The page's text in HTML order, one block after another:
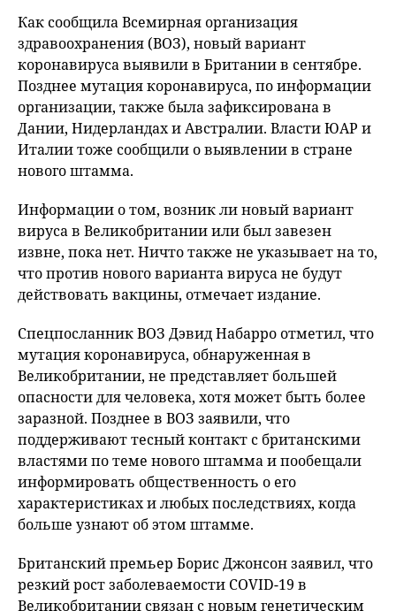
Как сообщила Всемирная организация
здравоохранения (ВОЗ), новый вариант
коронавируса выявили в Британии в сентябре.
Позднее мутация коронавируса, по информации
организации, также была зафиксирована в
Дании, Нидерландах и Австралии. Власти ЮАР и
Италии тоже сообщили о выявлении в стране
нового штамма.
Информации о том, возник ли новый вариант
вируса в Великобритании или был завезен
извне, пока нет. Ничто также не указывает на то,
что против нового варианта вируса не будут
действовать вакцины, отмечает издание.
Спецпосланник ВОЗ Дэвид Набарро отметил, что
мутация коронавируса, обнаруженная в
Великобритании, не представляет большей
опасности для человека, хотя может быть более
заразной. Позднее в ВОЗ заявили, что
поддерживают тесный контакт с британскими
властями по теме нового штамма и пообещали
информировать общественность о его
характеристиках и любых последствиях, когда
больше узнают об этом штамме.
Британский премьер Борис Джонсон заявил, что
резкий рост заболеваемости COVID-19 в
Великобритании связан с новым генетическим